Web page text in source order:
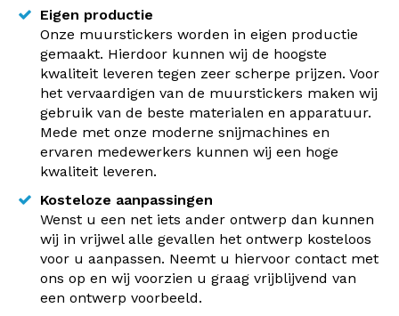
Eigen productie
Onze muurstickers worden in eigen productie
gemaakt. Hierdoor kunnen wij de hoogste
kwaliteit leveren tegen zeer scherpe prijzen. Voor
het vervaardigen van de muurstickers maken wij
gebruik van de beste materialen en apparatuur.
Mede met onze moderne snijmachines en
ervaren medewerkers kunnen wij een hoge
kwaliteit leveren.
Kosteloze aanpassingen
Wenst u een net iets ander ontwerp dan kunnen
wij in vrijwel alle gevallen het ontwerp kosteloos
voor u aanpassen. Neemt u hiervoor contact met
ons op en wij voorzien u graag vrijblijvend van
een ontwerp voorbeeld.